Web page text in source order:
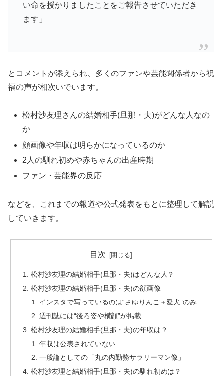
い命を授かりましたことをご報告させていただき
ます」
とコメントが添えられ、多くのファンや芸能関係者から祝
福の声が相次いでいます。
松村沙友理さんの結婚相手(旦那・夫)がどんな人なの
か
顔画像や年収は明らかになっているのか
2人の馴れ初めや赤ちゃんの出産時期
ファン・芸能界の反応
などを、これまでの報道や公式発表をもとに整理して解説
していきます。
目次
松村沙友理の結婚相手(旦那・夫)はどんな人？
松村沙友理の結婚相手(旦那・夫)の顔画像
インスタで写っているのは“さゆりんご＋愛犬”のみ
週刊誌には“後ろ姿や横顔”が掲載
松村沙友理の結婚相手(旦那・夫)の年収は？
年収は公表されていない
一般論としての「丸の内勤務サラリーマン像」
松村沙友理と結婚相手(旦那・夫)の馴れ初めは？